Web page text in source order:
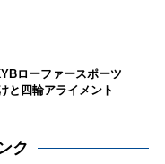
ローファースポーツ
と四輪アライメント
ク